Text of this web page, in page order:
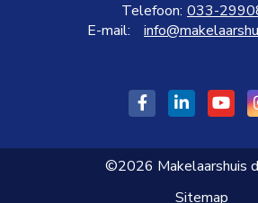
Telefoon: 033-
E-mail:
Vind
leuk
LinkedIn
©2026 Makelaarshuis
Sitemap